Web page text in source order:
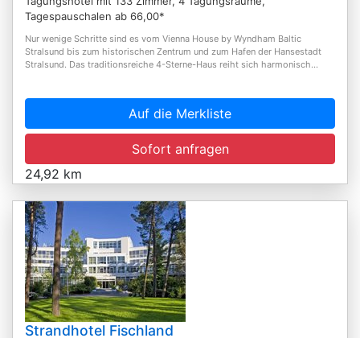
Tagespauschalen ab 66,00*
Nur wenige Schritte sind es vom Vienna House by Wyndham Baltic
Stralsund bis zum historischen Zentrum und zum Hafen der Hansestadt
Stralsund. Das traditionsreiche 4-Sterne-Haus reiht sich harmonisch...
Auf die Merkliste
Sofort anfragen
24,92 km
Strandhotel Fischland